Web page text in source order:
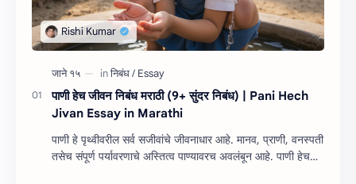
पाणी हेच जीवन निबंध मराठी (9+ सुंदर निबंध) | Pani Hech
Jivan Essay in Marathi
पाणी हे पृथ्वीवरील सर्व सजीवांचे जीवनाधार आहे. मानव, प्राणी, वनस्पती
तसेच संपूर्ण पर्यावरणाचे अस्तित्व पाण्यावरच अवलंबून आहे. पाणी हेच